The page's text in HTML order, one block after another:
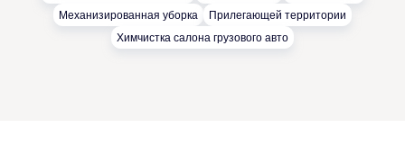
Механизированная уборка
Прилегающей территории
Химчистка салона грузового авто